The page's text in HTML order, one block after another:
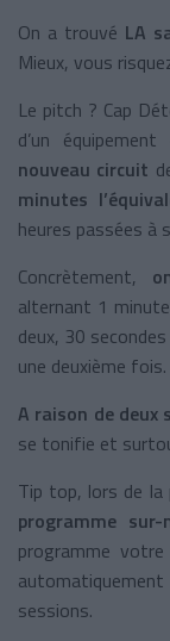
On a trouvé LA
Mieux, vous
Le pitch ? Cap
d’un
nouveau circuit
minutes
heures passées à
Concrètement,
alternant 1
deux, 30
une deuxième fois.
A raison de deux
se tonifie et
Tip top, lors de la
programme sur-
programme
sessions.